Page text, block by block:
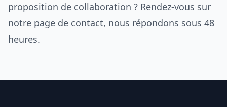
proposition de collaboration ? Rendez-vous sur
notre page de contact, nous répondons sous 48
heures.